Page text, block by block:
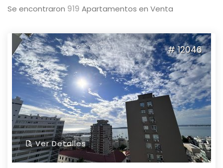
Se encontraron 919 Apartamentos en Venta
# 12046
Ver Detalles